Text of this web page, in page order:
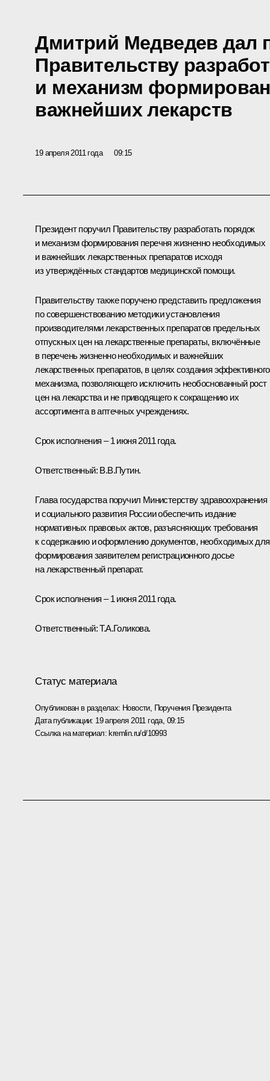
Дмитрий Медведев дал
Правительству
и механизм
важнейших лекарств
19 апреля 2011 года 09:15
Президент поручил Правительству разработать порядок
и механизм формирования перечня жизненно необходимых
и важнейших лекарственных препаратов исходя
из утверждённых стандартов медицинской помощи.
Правительству также поручено представить предложения
по совершенствованию методики установления
производителями лекарственных препаратов предельных
отпускных цен на лекарственные препараты, включённые
в перечень жизненно необходимых и важнейших
лекарственных препаратов, в целях создания эффективного
механизма, позволяющего исключить необоснованный рост
цен на лекарства и не приводящего к сокращению их
ассортимента в аптечных учреждениях.
Срок исполнения – 1 июня 2011 года.
Ответственный: В.В.Путин.
Глава государства поручил Министерству здравоохранения
и социального развития России обеспечить издание
нормативных правовых актов, разъясняющих требования
к содержанию и оформлению документов, необходимых для
формирования заявителем регистрационного досье
на лекарственный препарат.
Срок исполнения – 1 июня 2011 года.
Ответственный:Т.А.Голикова.
Статус материала
Опубликован в разделах: Новости, Поручения Президента
Дата публикации: 19 апреля 2011 года, 09:15
Ссылка на материал:kremlin.ru/d/10993